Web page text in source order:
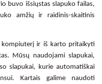
buvo išsiųstas slapuko failas,
amžių ir raidinis-skaitinis
kompiuterį ir iš karto pritaikyti
Mūsų naudojami slapukai,
slapukai, kurie automatiškai
Kartais galime naudoti